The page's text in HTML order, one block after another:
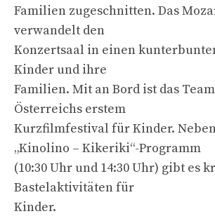
Familien zugeschnitten. Das
verwandelt den
Konzertsaal in einen
Kinder und ihre
Familien. Mit an Bord ist das
Österreichs erstem
Kurzfilmfestival für Kinder.
„Kinolino – Kikeriki“-Programm
(10:30 Uhr und 14:30 Uhr) gibt es
Bastelaktivitäten für
Kinder.